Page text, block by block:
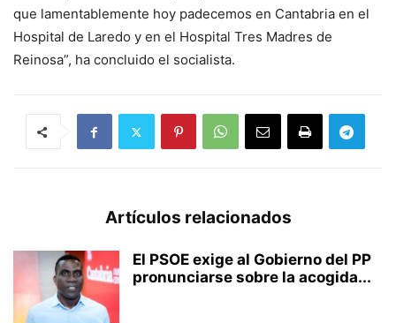
que lamentablemente hoy padecemos en Cantabria en el
Hospital de Laredo y en el Hospital Tres Madres de
Reinosa”, ha concluido el socialista.
Artículos relacionados
El PSOE exige al Gobierno del PP
pronunciarse sobre la acogida...